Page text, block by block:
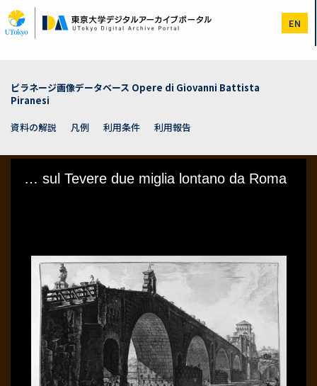
イ
ン
EN
ピラネージ画像データベース Opere di Giovanni Battista
Piranesi
資料の解説
凡例 利用条件 利用報告